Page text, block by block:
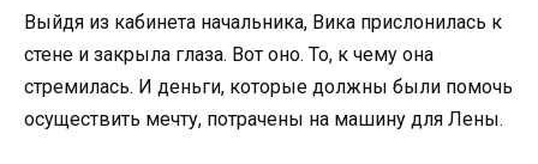
Выйдя из кабинета начальника, Вика прислонилась к
стене и закрыла глаза. Вот оно. То, к чему она
стремилась. И деньги, которые должны были помочь
осуществить мечту, потрачены на машину для Лены.